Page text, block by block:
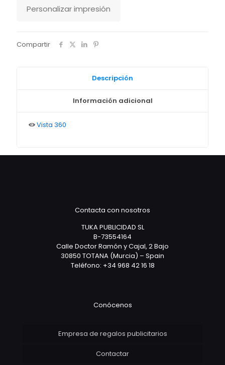
Personalizar impresión
Compartir
Descripción
Información adicional
Vista 360
Contacta con nosotros
TUKA PUBLICIDAD SL
B-73554164
Calle Doctor Ramón y Cajal, 2 Bajo
30850 TOTANA (Murcia) – Spain
Teléfono: +34 968 42 16 18
Conócenos
Empresa de regalos publicitarios
Contactar